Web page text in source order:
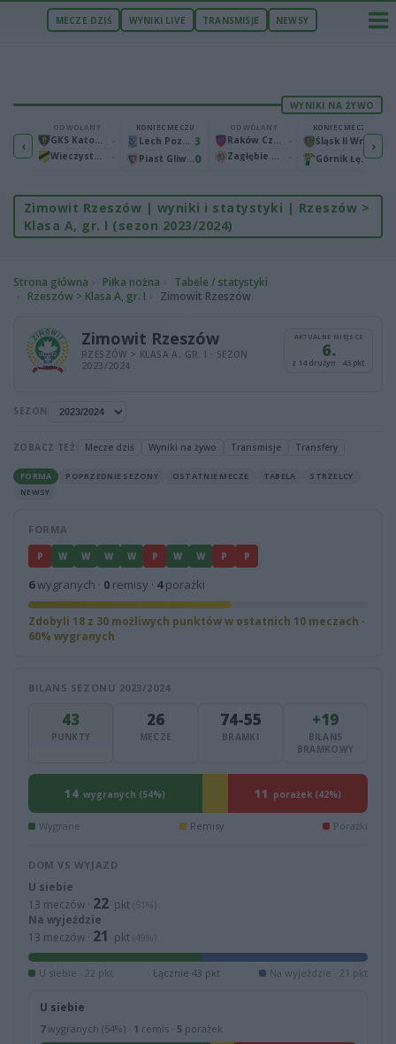
MECZE DZIŚ WYNIKI LIVE TRANSMISJE NEWSY
WYNIKI NA ŻYWO
‹
Warta Poznań 2
ODWOŁANY
GKS Katowice
Wieczysta Kraków
KONIEC MECZU
Lech Poznań 3
Piast Gliwice0
ODWOŁANY
Raków Częstochowa
Zagłębie Lubin
KONIEC MECZU
2
Górnik Łęczna 0
›
Zimowit Rzeszów | wyniki i statystyki | Rzeszów >
Klasa A, gr. I (sezon 2023/2024)
Strona główna Piłka nożna
Tabele / statystyki
Rzeszów > Klasa A, gr. I
Zimowit Rzeszów
Zimowit Rzeszów
RZESZÓW > KLASA A, GR. I · SEZON
2023/2024
AKTUALNE MIEJSCE
6.
z 14 drużyn · 43 pkt
SEZON
ZOBACZ TEŻ: Mecze dziś Wyniki na żywo Transmisje Transfery
FORMA POPRZEDNIE SEZONY OSTATNIE MECZE TABELA
STRZELCY
NEWSY
FORMA
P W W W W P W W P P
6wygranych · 0 remisy · 4porażki
Zdobyli 18 z 30 możliwych punktów w ostatnich 10 meczach ·
60% wygranych
BILANS SEZONU 2023/2024
43
PUNKTY
26
MECZE
74-55
BRAMKI
+19
BILANS
BRAMKOWY
14 wygranych (54%) 11 porażek (42%)
Wygrane Remisy Porażki
DOM VS WYJAZD
U siebie
13 meczów · 22 pkt (51%)
Na wyjeździe
13 meczów · 21 pkt (49%)
U siebie · 22 pkt Łącznie 43 pkt Na wyjeździe · 21 pkt
U siebie
7wygranych (54%) · 1 remis · 5 porażek